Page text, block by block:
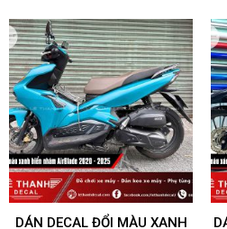
DÁN DECAL ĐỔI MÀU XANH